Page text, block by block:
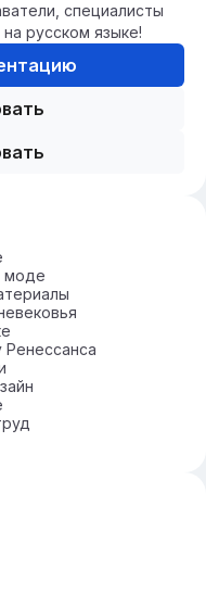
специалисты
русском языке!
моде